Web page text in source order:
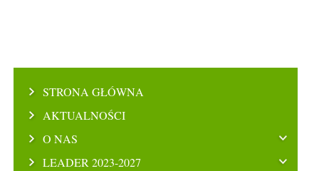
STRONA GŁÓWNA
AKTUALNOŚCI
O NAS
LEADER 2023-2027